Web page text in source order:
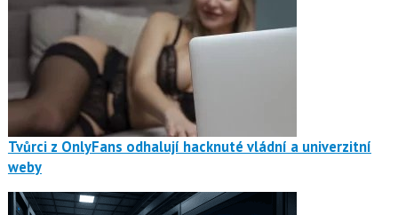
Tvůrci z OnlyFans odhalují hacknuté vládní a univerzitní
weby